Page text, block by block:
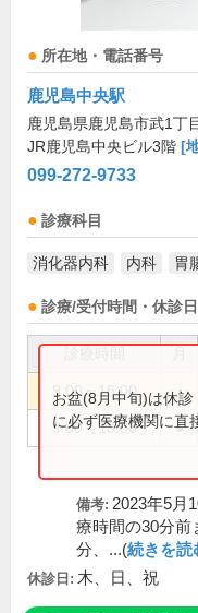
所在地・電話番号
鹿児島中央駅
鹿児島県鹿児島市武1丁
JR鹿児島中央ビル3階 [
099-272-9733
診療科目
消化器内科 内科 胃
診療/受付時間・休診日
9:00～16:00
9:00～18:00 ●
お盆(8月中旬)は休
に必ず医療機関に直
備考: 2023年5月
療時間の30分前
分、...(続きを読
休診日: 木、日、祝